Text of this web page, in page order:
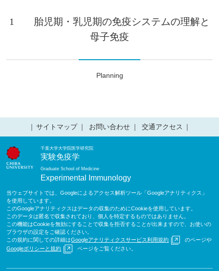
1 胎児期・乳児期の免疫システムの理解と
母子免疫
Planning
サイトマップ お問い合わせ 交通アクセス
千葉大学大学院医学研究院
実験免疫学
Graduate School of Medicine
Experimental Immunology
当ウェブサイトでは、Googleによるアクセス解析ツール「Googleアナリティクス」
を使用しています。
このGoogleアナリティクスはデータの収集のためにCookieを使用しています。
このデータは匿名で収集されており、個人を特定するものではありません。
この機能はCookieを無効にすることで収集を拒否することが出来ますので、お使いの
ブラウザの設定をご確認ください。
この規約に関しての詳細はGoogleアナリティクスサービス利用規約
のページや
Googleポリシーと規約
ページをご覧ください。